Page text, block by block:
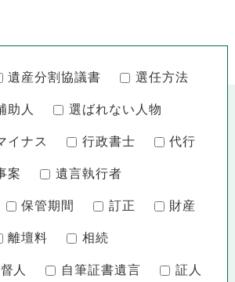
遺産分割協議書 選任方法
助人 選ばれない人物
イナス 行政書士 代行
案 遺言執行者
保管期間 訂正 財産
離壇料 相続
人 自筆証書遺言 証人